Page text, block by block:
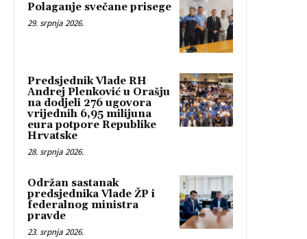
Polaganje svečane prisege
29. srpnja 2026.
Predsjednik Vlade RH
Andrej Plenković u Orašju
na dodjeli 276 ugovora
vrijednih 6,95 milijuna
eura potpore Republike
Hrvatske
28. srpnja 2026.
Održan sastanak
predsjednika Vlade ŽP i
federalnog ministra
pravde
23. srpnja 2026.